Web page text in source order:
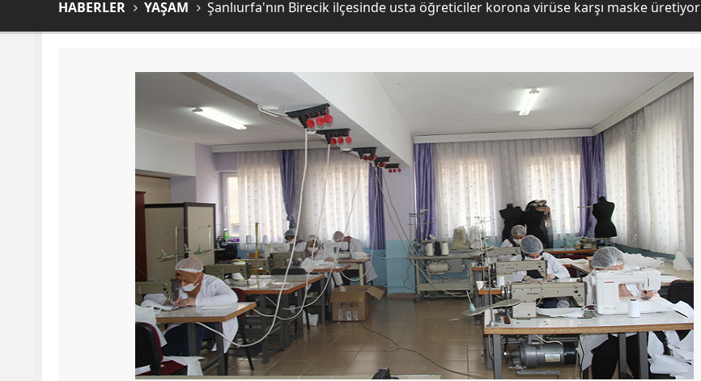
HABERLER YAŞAM Şanlıurfa'nın Birecik ilçesinde usta öğreticiler korona virüse karşı maske üretiyor